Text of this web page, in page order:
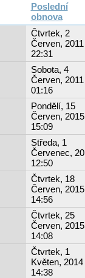
Poslední
obnova
Čtvrtek, 2
Červen,
22:31
Sobota, 4
Červen,
01:16
Pondělí, 15
Červen,
15:09
Středa, 1
Červenec,
12:50
Čtvrtek, 18
Červen,
14:56
Čtvrtek, 25
Červen,
14:08
Čtvrtek, 1
Květen, 2014
14:38